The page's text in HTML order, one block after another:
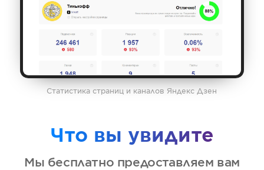
Статистика страниц и каналов Яндекс Дзен
Что вы увидите
Мы бесплатно предоставляем вам